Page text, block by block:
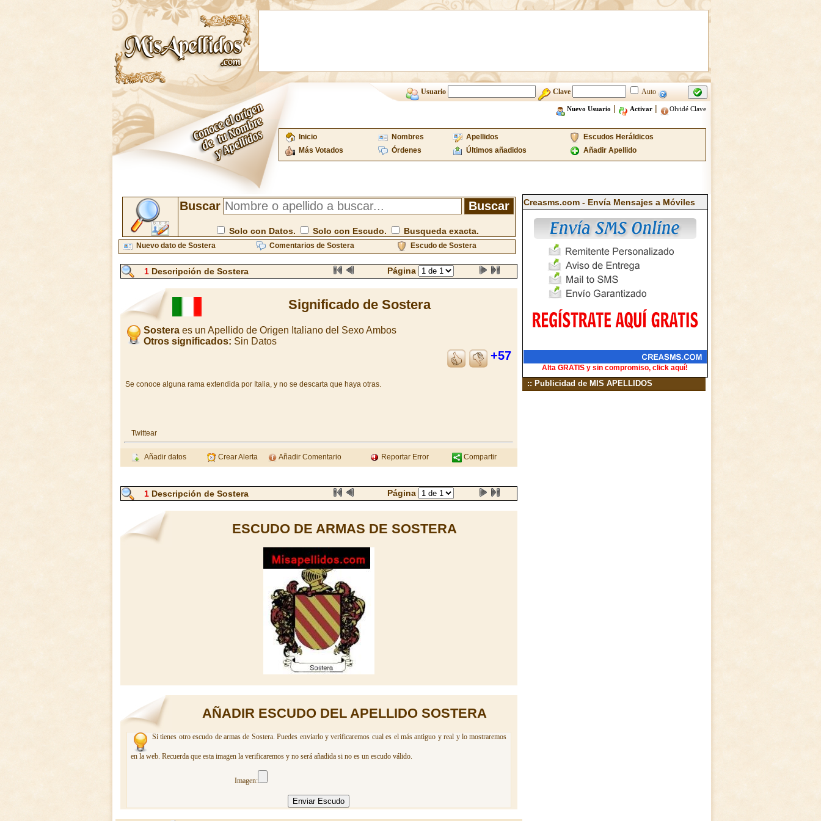
Usuario Clave Auto
Nuevo Usuario | Activar| Olvidé Clave
Inicio Nombres Apellidos
Escudos Heráldicos
Más Votados
Órdenes Últimos añadidos Añadir Apellido
Buscar
Solo con Datos. Solo con Escudo. Busqueda exacta.
Nuevo dato de Sostera Comentarios de Sostera Escudo de Sostera
1Descripción de Sostera Página
Significado de Sostera
Sostera es un Apellido de Origen Italiano del Sexo Ambos
Otros significados: Sin Datos
+57
Se conoce alguna rama extendida por Italia, y no se descarta que haya otras.
Twittear
Añadir datos Crear Alerta Añadir Comentario Reportar Error Compartir
1Descripción de Sostera Página
ESCUDO DE ARMAS DE SOSTERA
AÑADIR ESCUDO DEL APELLIDO SOSTERA
Si tienes otro escudo de armas de Sostera. Puedes enviarlo y verificaremos cual es el más antiguo y real y lo mostraremos
en la web. Recuerda que esta imagen la verificaremos y no será añadida si no es un escudo válido.
Imagen:
Creasms.com - Envía Mensajes a Móviles
Alta GRATIS y sin compromiso, click aquí!
:: Publicidad de MIS APELLIDOS